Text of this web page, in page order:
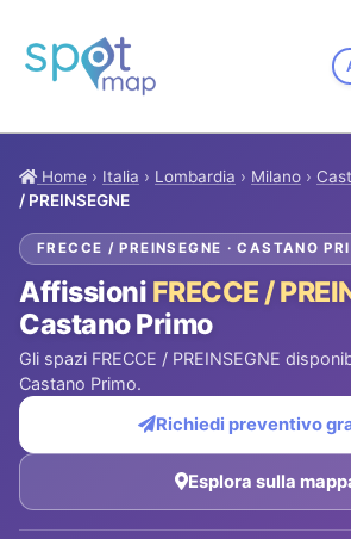
Home › Italia › Lombardia › Milano ›
/ PREINSEGNE
FRECCE / PREINSEGNE · CASTANO
Affissioni FRECCE /
Castano Primo
Gli spazi FRECCE / PREINSEGNE
Castano Primo.
Richiedi preventivo
Esplora sulla